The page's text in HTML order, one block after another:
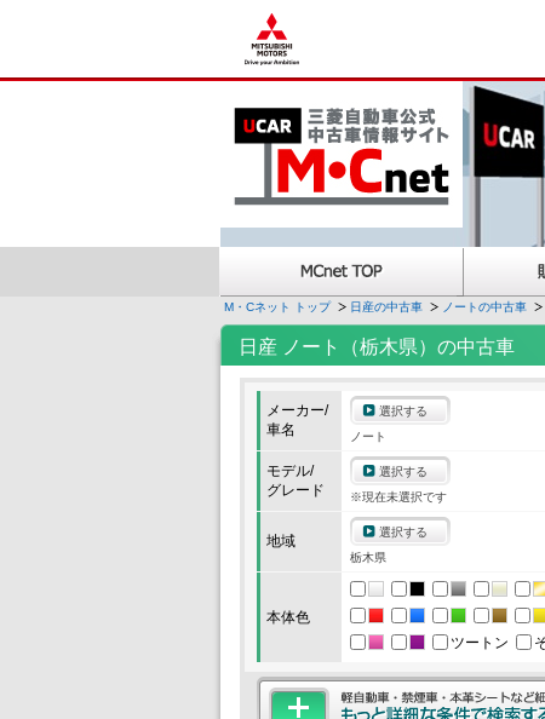
M・Cネット トップ 日産の中古車 ノートの中古車
日産 ノート（栃木県）の中古車
メーカー/
車名
選択する
ノート
モデル/
グレード
選択する
※現在未選択です
地域
選択する
栃木県
本体色
ツートン